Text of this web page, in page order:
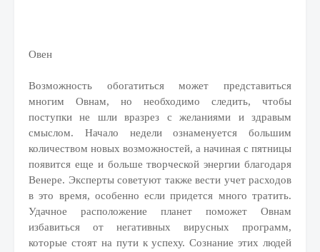
Овен
Возможность обогатиться может представиться
многим Овнам, но необходимо следить, чтобы
поступки не шли вразрез с желаниями и здравым
смыслом. Начало недели ознаменуется большим
количеством новых возможностей, а начиная с пятницы
появится еще и больше творческой энергии благодаря
Венере. Эксперты советуют также вести учет расходов
в это время, особенно если придется много тратить.
Удачное расположение планет поможет Овнам
избавиться от негативных вирусных программ,
которые стоят на пути к успеху. Сознание этих людей